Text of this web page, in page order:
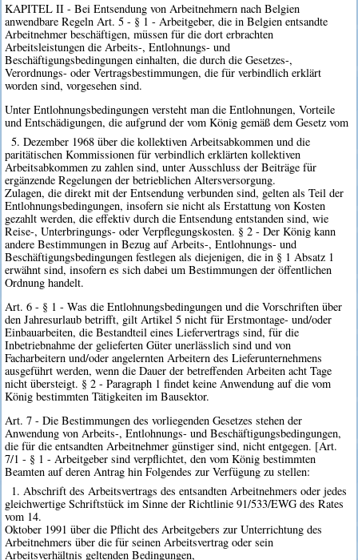
KAPITEL II - Bei Entsendung von Arbeitnehmern nach Belgien
anwendbare Regeln Art. 5 - § 1 - Arbeitgeber, die in Belgien entsandte
Arbeitnehmer beschäftigen, müssen für die dort erbrachten
Arbeitsleistungen die Arbeits-, Entlohnungs- und
Beschäftigungsbedingungen einhalten, die durch die Gesetzes-,
Verordnungs- oder Vertragsbestimmungen, die für verbindlich erklärt
worden sind, vorgesehen sind.
Unter Entlohnungsbedingungen versteht man die Entlohnungen, Vorteile
und Entschädigungen, die aufgrund der vom König gemäß dem Gesetz vom
5. Dezember 1968 über die kollektiven Arbeitsabkommen und die
paritätischen Kommissionen für verbindlich erklärten kollektiven
Arbeitsabkommen zu zahlen sind, unter Ausschluss der Beiträge für
ergänzende Regelungen der betrieblichen Altersversorgung.
Zulagen, die direkt mit der Entsendung verbunden sind, gelten als Teil der
Entlohnungsbedingungen, insofern sie nicht als Erstattung von Kosten
gezahlt werden, die effektiv durch die Entsendung entstanden sind, wie
Reise-, Unterbringungs- oder Verpflegungskosten. § 2 - Der König kann
andere Bestimmungen in Bezug auf Arbeits-, Entlohnungs- und
Beschäftigungsbedingungen festlegen als diejenigen, die in § 1 Absatz 1
erwähnt sind, insofern es sich dabei um Bestimmungen der öffentlichen
Ordnung handelt.
Art. 6 - § 1 - Was die Entlohnungsbedingungen und die Vorschriften über
den Jahresurlaub betrifft, gilt Artikel 5 nicht für Erstmontage- und/oder
Einbauarbeiten, die Bestandteil eines Liefervertrags sind, für die
Inbetriebnahme der gelieferten Güter unerlässlich sind und von
Facharbeitern und/oder angelernten Arbeitern des Lieferunternehmens
ausgeführt werden, wenn die Dauer der betreffenden Arbeiten acht Tage
nicht übersteigt. § 2 - Paragraph 1 findet keine Anwendung auf die vom
König bestimmten Tätigkeiten im Bausektor.
Art. 7 - Die Bestimmungen des vorliegenden Gesetzes stehen der
Anwendung von Arbeits-, Entlohnungs- und Beschäftigungsbedingungen,
die für die entsandten Arbeitnehmer günstiger sind, nicht entgegen. [Art.
7/1 - § 1 - Arbeitgeber sind verpflichtet, den vom König bestimmten
Beamten auf deren Antrag hin Folgendes zur Verfügung zu stellen:
1. Abschrift des Arbeitsvertrags des entsandten Arbeitnehmers oder jedes
gleichwertige Schriftstück im Sinne der Richtlinie 91/533/EWG des Rates
vom 14.
Oktober 1991 über die Pflicht des Arbeitgebers zur Unterrichtung des
Arbeitnehmers über die für seinen Arbeitsvertrag oder sein
Arbeitsverhältnis geltenden Bedingungen,